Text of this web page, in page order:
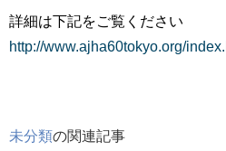
詳細は下記をご覧ください
http://www.ajha60tokyo.org/
未分類の関連記事